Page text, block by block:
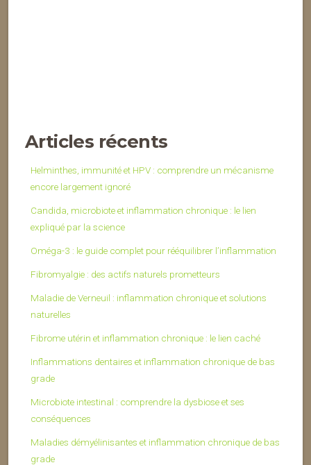
Articles récents
Helminthes, immunité et HPV : comprendre un mécanisme
encore largement ignoré
Candida, microbiote et inflammation chronique : le lien
expliqué par la science
Oméga-3 : le guide complet pour rééquilibrer l’inflammation
Fibromyalgie : des actifs naturels prometteurs
Maladie de Verneuil : inflammation chronique et solutions
naturelles
Fibrome utérin et inflammation chronique : le lien caché
Inflammations dentaires et inflammation chronique de bas
grade
Microbiote intestinal : comprendre la dysbiose et ses
conséquences
Maladies démyélinisantes et inflammation chronique de bas
grade